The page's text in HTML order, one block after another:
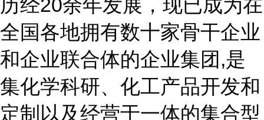
历经20余年发展，现已成为在
全国各地拥有数十家骨干企业
和企业联合体的企业集团,是
集化学科研、化工产品开发和
定制以及经营于一体的集合型